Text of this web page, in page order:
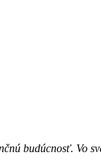
budúcnosť. Vo